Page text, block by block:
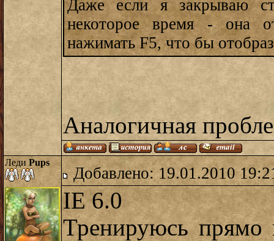
Даже если я закрываю
некоторое время - она
нажимать F5, что бы
Аналогичная
Леди Pups
Добавлено: 19.01.2010
IE 6.0
Тренируюсь